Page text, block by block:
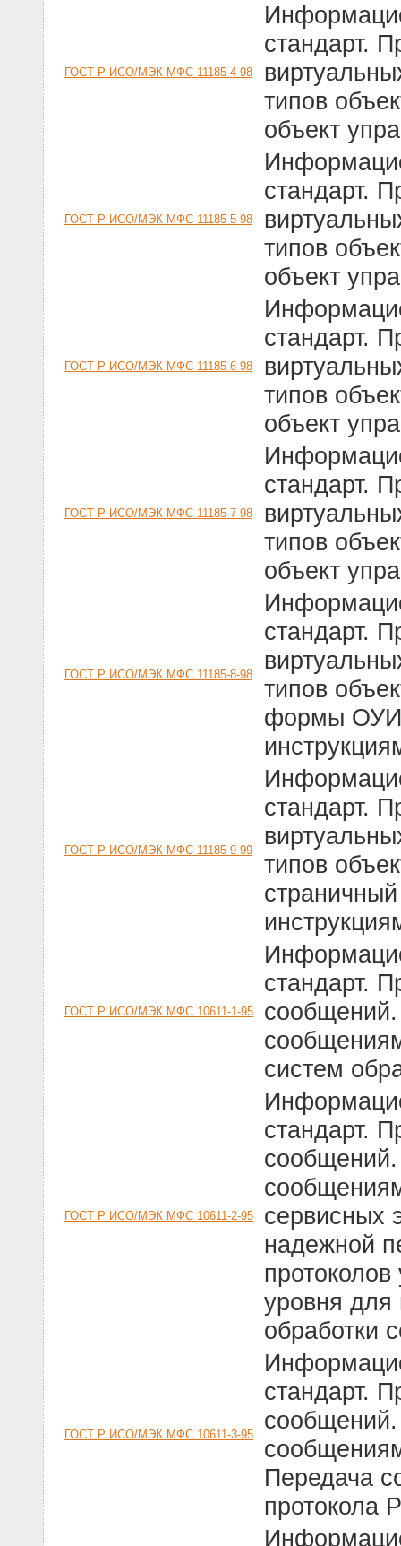
ГОСТ Р ИСО/МЭК МФС 11185-4-98
стандарт.
типов
объект
ГОСТ Р ИСО/МЭК МФС 11185-5-98
стандарт.
типов
объект
ГОСТ Р ИСО/МЭК МФС 11185-6-98
стандарт.
типов
объект
ГОСТ Р ИСО/МЭК МФС 11185-7-98
стандарт.
типов
объект
ГОСТ Р ИСО/МЭК МФС 11185-8-98
стандарт.
типов
формы
ГОСТ Р ИСО/МЭК МФС 11185-9-99
стандарт.
типов
ГОСТ Р ИСО/МЭК МФС 10611-1-95
стандарт.
систем
ГОСТ Р ИСО/МЭК МФС 10611-2-95
стандарт.
сервисных
надежной
уровня для
обработки
ГОСТ Р ИСО/МЭК МФС 10611-3-95
стандарт.
Передача
протокола